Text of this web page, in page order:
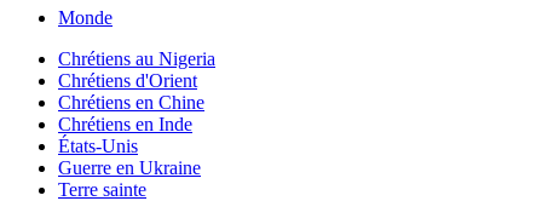
Monde
Chrétiens au Nigeria
Chrétiens d'Orient
Chrétiens en Chine
Chrétiens en Inde
États-Unis
Guerre en Ukraine
Terre sainte